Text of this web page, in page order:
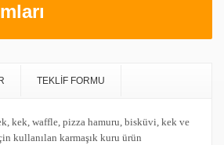
TEKLİF FORMU
kek, waffle, pizza hamuru, bisküvi, kek ve
kullanılan karmaşık kuru ürün